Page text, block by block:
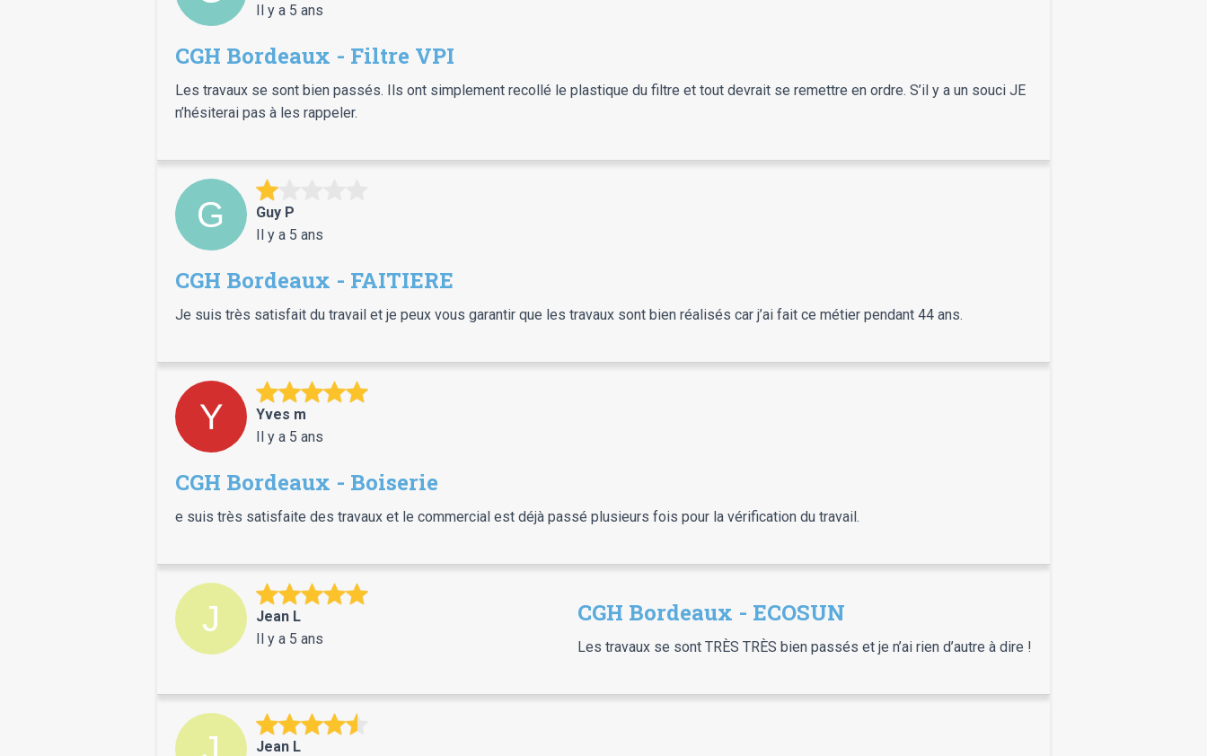
Il y a 5 ans
CGH Bordeaux - Filtre VPI
Les travaux se sont bien passés. Ils ont simplement recollé le plastique du filtre et tout devrait se remettre en ordre. S’il y a un souci JE
n’hésiterai pas à les rappeler.
Guy P
Il y a 5 ans
CGH Bordeaux - FAITIERE
Je suis très satisfait du travail et je peux vous garantir que les travaux sont bien réalisés car j’ai fait ce métier pendant 44 ans.
Yves m
Il y a 5 ans
CGH Bordeaux - Boiserie
e suis très satisfaite des travaux et le commercial est déjà passé plusieurs fois pour la vérification du travail.
Jean L
Il y a 5 ans
CGH Bordeaux - ECOSUN
Les travaux se sont TRÈS TRÈS bien passés et je n’ai rien d’autre à dire !
Jean L